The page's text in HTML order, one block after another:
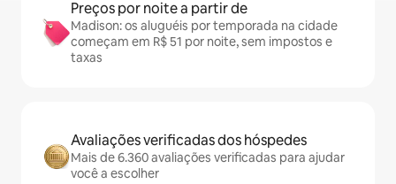
Preços por noite a partir de
Madison: os aluguéis por temporada na cidade
começam em R$ 51 por noite, sem impostos e
taxas
Avaliações verificadas dos hóspedes
Mais de 6.360 avaliações verificadas para ajudar
você a escolher